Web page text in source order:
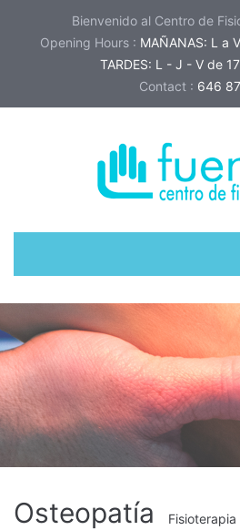
Bienvenido al Centro de
Opening Hours : MAÑANAS: L a
TARDES: L - J - V de
Contact : 646
Osteopatía Fisioterapia